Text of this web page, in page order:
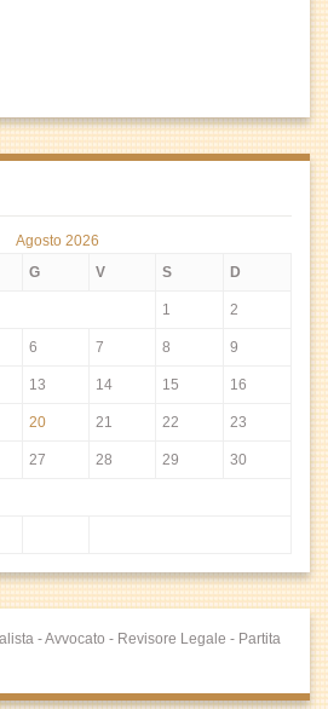
Agosto 2026
G V S D
1 2
6 7 8 9
13 14 15 16
20 21 22 23
27 28 29 30
- Avvocato - Revisore Legale - Partita